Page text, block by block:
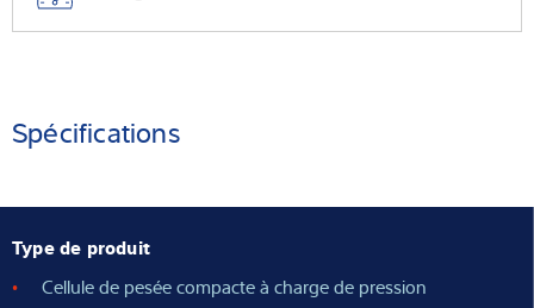
Spécifications
Type de produit
Cellule de pesée compacte à charge de pression